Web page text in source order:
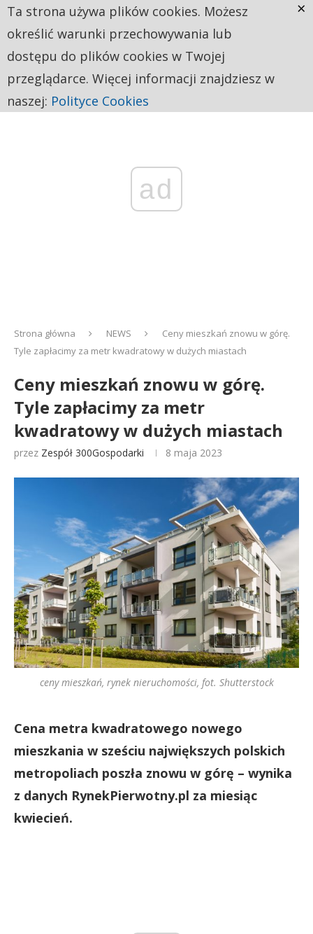
ad
Strona główna NEWS
Ceny mieszkań znowu w górę.
Tyle zapłacimy za metr kwadratowy w dużych miastach
Ceny mieszkań znowu w górę.
Tyle zapłacimy za metr
kwadratowy w dużych miastach
przez Zespół 300Gospodarki 8 maja 2023
ceny mieszkań, rynek nieruchomości, fot. Shutterstock
Cena metra kwadratowego nowego
mieszkania w sześciu największych polskich
metropoliach poszła znowu w górę – wynika
z danych RynekPierwotny.pl za miesiąc
kwiecień.
Ta strona używa plików cookies. Możesz
określić warunki przechowywania lub
dostępu do plików cookies w Twojej
przeglądarce. Więcej informacji znajdziesz w
naszej: Polityce Cookies
×